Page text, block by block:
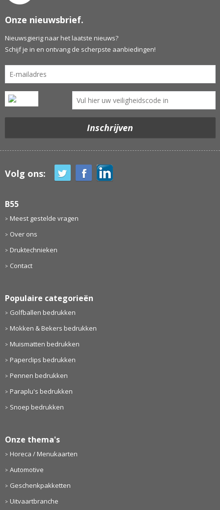
Onze nieuwsbrief.
Nieuwsgierig naar het laatste nieuws?
Schijf je in en ontvang de scherpste aanbiedingen!
Volg ons:
B55
Meest gestelde vragen
Over ons
Druktechnieken
Contact
Populaire categorieën
Golfballen bedrukken
Mokken & Bekers bedrukken
Muismatten bedrukken
Paperclips bedrukken
Pennen bedrukken
Paraplu's bedrukken
Snoep bedrukken
Onze thema's
Horeca / Menukaarten
Automotive
Geschenkpakketten
Uitvaartbranche